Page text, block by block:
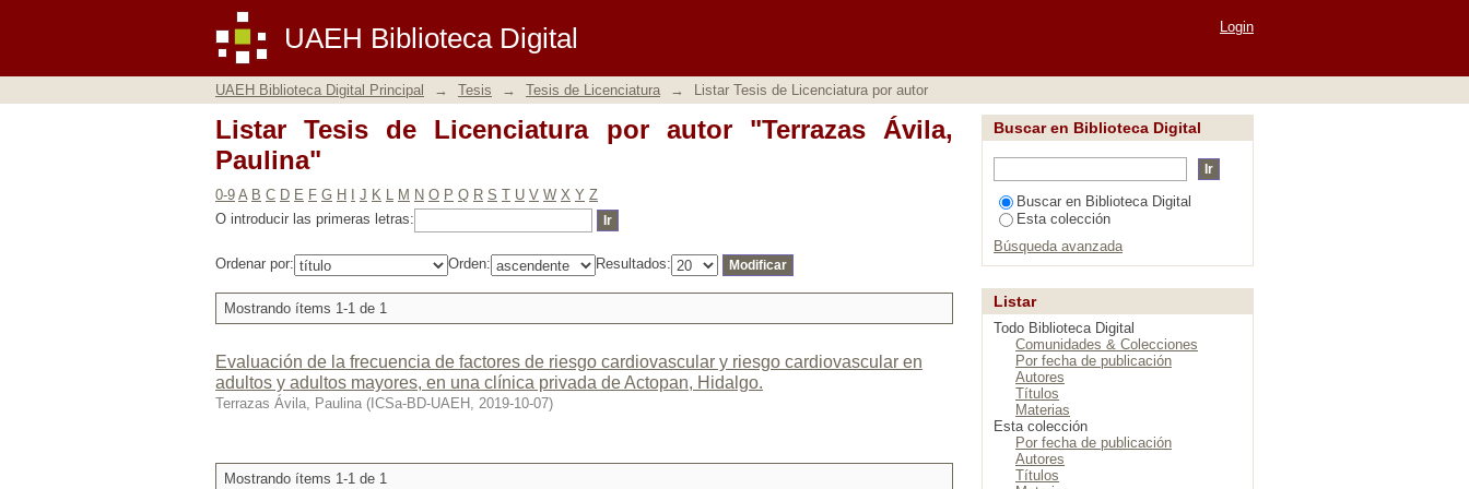
UAEH Biblioteca Digital
Listar Tesis de Licenciatura por autor "Terrazas Ávila, Paulina" Login
UAEH Biblioteca Digital Principal → Tesis → Tesis de Licenciatura → Listar Tesis de Licenciatura por autor
Listar Tesis de Licenciatura por autor "Terrazas Ávila,
Paulina"
0-9 A B C D E F G H J K L M N O P Q R S T U V W X Y Z
O introducir las primeras letras:
Ordenar por: Orden: Resultados:
Mostrando ítems 1-1 de 1
Evaluación de la frecuencia de factores de riesgo cardiovascular y riesgo cardiovascular en
adultos y adultos mayores, en una clínica privada de Actopan, Hidalgo.
Terrazas Ávila, Paulina ( ICSa-BD-UAEH , 2019-10-07)
Mostrando ítems 1-1 de 1
Buscar en Biblioteca Digital
Buscar en Biblioteca Digital
Esta colección
Búsqueda avanzada
Listar
Todo Biblioteca Digital
Comunidades & Colecciones
Por fecha de publicación
Autores
Títulos
Materias
Esta colección
Por fecha de publicación
Autores
Títulos